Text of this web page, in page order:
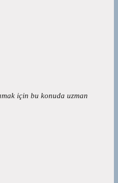
için bu konuda uzman